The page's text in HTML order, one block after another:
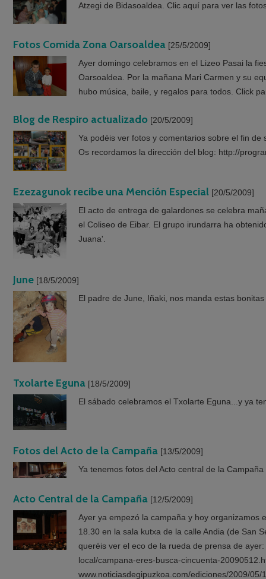
Atzegi de Bidasoaldea. Clic aquí para ver las
Fotos Comida Zona Oarsoaldea [25/5/2009]
Ayer domingo celebramos en el Lizeo Pasai la
Oarsoaldea. Por la mañana Mari Carmen y su
hubo música, baile, y regalos para todos. Click
Blog de Respiro actualizado [20/5/2009]
Ya podéis ver fotos y comentarios sobre el fin
Os recordamos la dirección del blog: http://
Ezezagunok recibe una Mención Especial [20/5/2009]
El acto de entrega de galardones se celebra
el Coliseo de Eibar. El grupo irundarra ha
Juana'.
June [18/5/2009]
El padre de June, Iñaki, nos manda estas
Txolarte Eguna [18/5/2009]
El sábado celebramos el Txolarte Eguna...y ya
Fotos del Acto de la Campaña [13/5/2009]
Ya tenemos fotos del Acto central de la
Acto Central de la Campaña [12/5/2009]
Ayer ya empezó la campaña y hoy organizamos
18.30 en la sala kutxa de la calle Andia (de San
queréis ver el eco de la rueda de prensa de
local/campana-eres-busca-cincuenta-
www.noticiasdegipuzkoa.com/ediciones/2009/